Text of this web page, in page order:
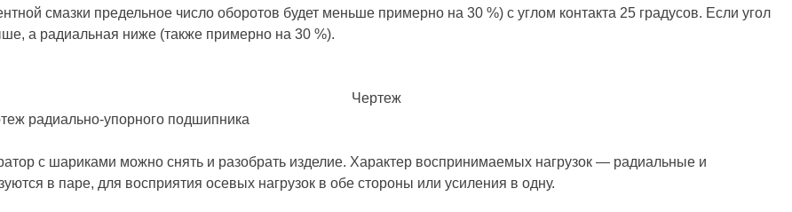
смазки предельное число оборотов будет меньше примерно на 30 %) с углом контакта 25 градусов. Если угол
а радиальная ниже (также примерно на 30 %).
Чертеж
с шариками можно снять и разобрать изделие. Характер воспринимаемых нагрузок — радиальные и
в паре, для восприятия осевых нагрузок в обе стороны или усиления в одну.